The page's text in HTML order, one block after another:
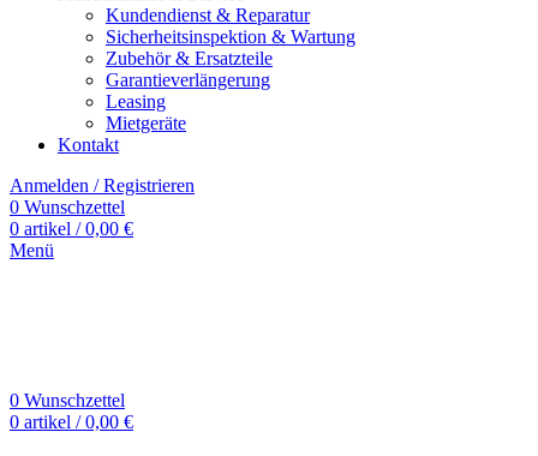
Kundendienst & Reparatur
Sicherheitsinspektion & Wartung
Zubehör & Ersatzteile
Garantieverlängerung
Leasing
Mietgeräte
Kontakt
Anmelden / Registrieren
0 Wunschzettel
0 artikel / 0,00 €
Menü
0 Wunschzettel
0 artikel / 0,00 €